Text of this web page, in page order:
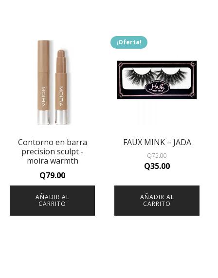
Contorno en barra
precision sculpt -
moira warmth
Q79.00
AÑADIR AL
CARRITO
¡Oferta!
FAUX MINK – JADA
Q75.00
Original
Q75.00.
Q35.00Current
Q35.00.
AÑADIR AL
CARRITO